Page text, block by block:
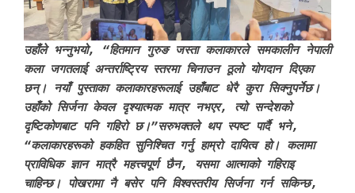
उहाँले भन्नुभयो, “हितमान गुरुङ जस्ता कलाकारले समकालीन नेपाली
कला जगतलाई अन्तर्राष्ट्रिय स्तरमा चिनाउन ठूलो योगदान दिएका
छन्। नयाँ पुस्ताका कलाकारहरूलाई उहाँबाट धेरै कुरा सिक्नुपर्नेछ।
उहाँको सिर्जना केवल दृश्यात्मक मात्र नभएर, त्यो सन्देशको
दृष्टिकोणबाट पनि गहिरो छ।”सरुभक्तले थप स्पष्ट पार्दै भने,
“कलाकारहरूको हकहित सुनिश्चित गर्नु हाम्रो दायित्व हो। कलामा
प्राविधिक ज्ञान मात्रै महत्त्वपूर्ण छैन, यसमा आत्माको गहिराइ
चाहिन्छ। पोखरामा नै बसेर पनि विश्वस्तरीय सिर्जना गर्न सकिन्छ,